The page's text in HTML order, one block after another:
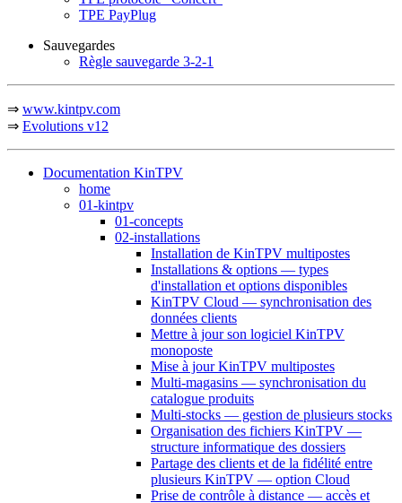
TPE PayPlug
Sauvegardes
Règle sauvegarde 3-2-1
⇒ www.kintpv.com
⇒ Evolutions v12
Documentation KinTPV
home
01-kintpv
01-concepts
02-installations
Installation de KinTPV multipostes
Installations & options — types
d'installation et options disponibles
KinTPV Cloud — synchronisation des
données clients
Mettre à jour son logiciel KinTPV
monoposte
Mise à jour KinTPV multipostes
Multi-magasins — synchronisation du
catalogue produits
Multi-stocks — gestion de plusieurs stocks
Organisation des fichiers KinTPV —
structure informatique des dossiers
Partage des clients et de la fidélité entre
plusieurs KinTPV — option Cloud
Prise de contrôle à distance — accès et